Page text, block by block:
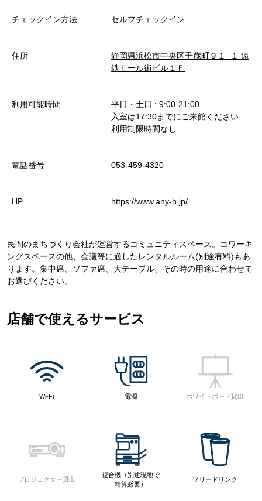
チェックイン方法 セルフチェックイン
住所
静岡県浜松市中央区千歳町９１−１ 遠
鉄モール街ビル１Ｆ
利用可能時間
平日・土日 : 9:00-21:00
入室は17:30までにご来館ください
利用制限時間なし
電話番号 053-459-4320
HP https://www.any-h.jp/
民間のまちづくり会社が運営するコミュニティスペース。コワーキ
ングスペースの他、会議等に適したレンタルルーム(別途有料)もあ
ります。集中席、ソファ席、大テーブル、その時の用途に合わせて
お選びください。
店舗で使えるサービス
Wi-Fi 電源 ホワイトボード貸出
プロジェクター貸出
複合機（別途現地で
精算必要）
フリードリンク